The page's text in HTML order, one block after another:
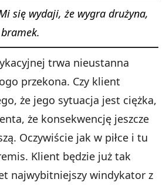
się wydaji, że wygra drużyna,
trwa nieustanna
przekona. Czy klient
że jego sytuacja jest ciężka,
że konsekwencję jeszcze
Oczywiście jak w piłce i tu
Klient będzie już tak
najwybitniejszy windykator z